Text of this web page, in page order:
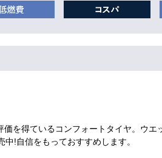
を得ているコンフォートタイヤ。ウ
!自信をもっておすすめします。